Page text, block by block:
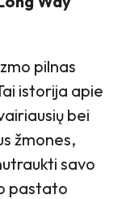
pilnas
istorija apie
bei
žmones,
savo
pastato